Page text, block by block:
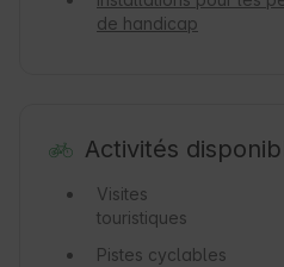
de handicap
Activités
Visites
touristiques
Pistes cyclables